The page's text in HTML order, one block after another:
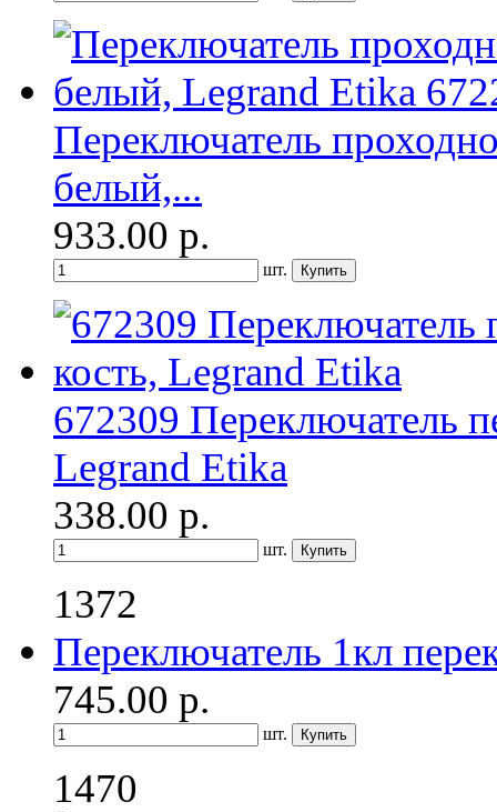
Переключатель
белый,...
933.00 р.
шт.
672309 Переключатель
Legrand Etika
338.00 р.
шт.
1372
Переключатель 1кл
745.00 р.
шт.
1470